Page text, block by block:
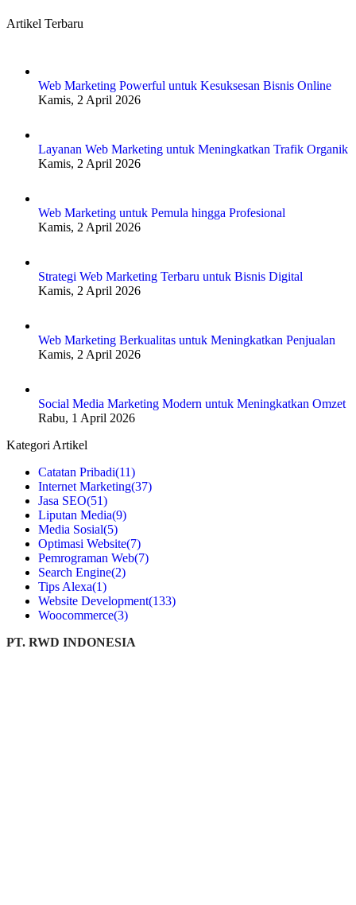
Artikel Terbaru
Web Marketing Powerful untuk Kesuksesan Bisnis Online
Kamis, 2 April 2026
Layanan Web Marketing untuk Meningkatkan Trafik Organik
Kamis, 2 April 2026
Web Marketing untuk Pemula hingga Profesional
Kamis, 2 April 2026
Strategi Web Marketing Terbaru untuk Bisnis Digital
Kamis, 2 April 2026
Web Marketing Berkualitas untuk Meningkatkan Penjualan
Kamis, 2 April 2026
Social Media Marketing Modern untuk Meningkatkan Omzet
Rabu, 1 April 2026
Kategori Artikel
Catatan Pribadi(11)
Internet Marketing(37)
Jasa SEO(51)
Liputan Media(9)
Media Sosial(5)
Optimasi Website(7)
Pemrograman Web(7)
Search Engine(2)
Tips Alexa(1)
Website Development(133)
Woocommerce(3)
PT. RWD INDONESIA